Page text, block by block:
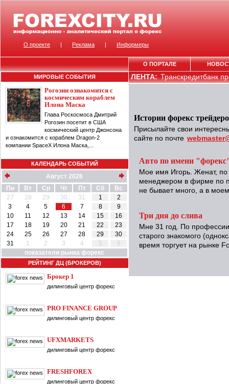
МИРОВЫЕ СОБЫТИЯ
Рогозин ознакомится с
космическим кораблем
Илона Маска
Глава Роскосмоса Дмитрий
Рогозин посетит в США
космический центр Джонсона
и ознакомится с кораблем Dragon-2
компании SpaceX Илона Маска,...
КАЛЕНДАРЬ СОБЫТИЙ
Август 2026
Пн
Вт Ср Чт Пт Сб
Вс
27
28 29 30 31 1
2
3
4 5 6 7 8
9
10
11 12 13 14 15
16
17
18 19 20 21 22
23
24
25 26 27 28 29
30
31
1 2 3 4 5
6
показатели рынка форекс
РЕЙТИНГ ДЦ (БРОКЕРОВ)
Брокер 1
дилинговый центр форекс
PRO FINANCE GROUP
дилинговый центр форекс
UFXMARKETS
дилинговый центр форекс
FRESHFOREX
дилинговый центр форекс
ЛЕНТА:Транскредитбанк
Истории форекс
Присылайте свои
сайте по почте
Авто по имени
Мое имя Игорь. Женат,
менеджером в фирме по
не бывает много, а в
Три дня до слива
Мне 31 год. По
старого знакомого
время торгует на рынке
О проекте | Реклама | Информеры
О ПОРТАЛЕ